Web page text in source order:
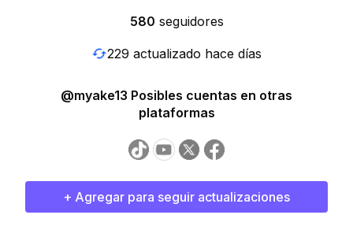
580 seguidores
229 actualizado hace días
@myake13 Posibles cuentas en otras
plataformas
+ Agregar para seguir actualizaciones